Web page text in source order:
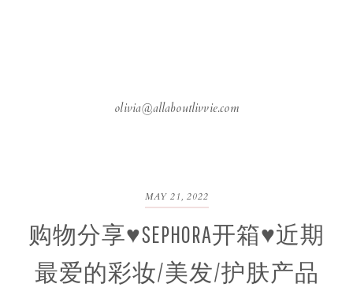
olivia@allaboutlivvie.com
MAY 21, 2022
购物分享♥SEPHORA开箱♥近期
最爱的彩妆/美发/护肤产品